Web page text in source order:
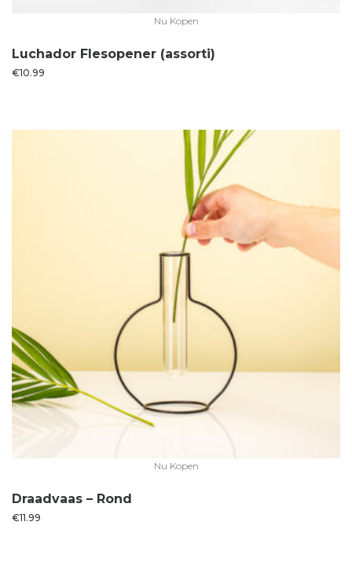
Nu Kopen
Luchador Flesopener (assorti)
€10.99
Nu Kopen
Draadvaas – Rond
€11.99